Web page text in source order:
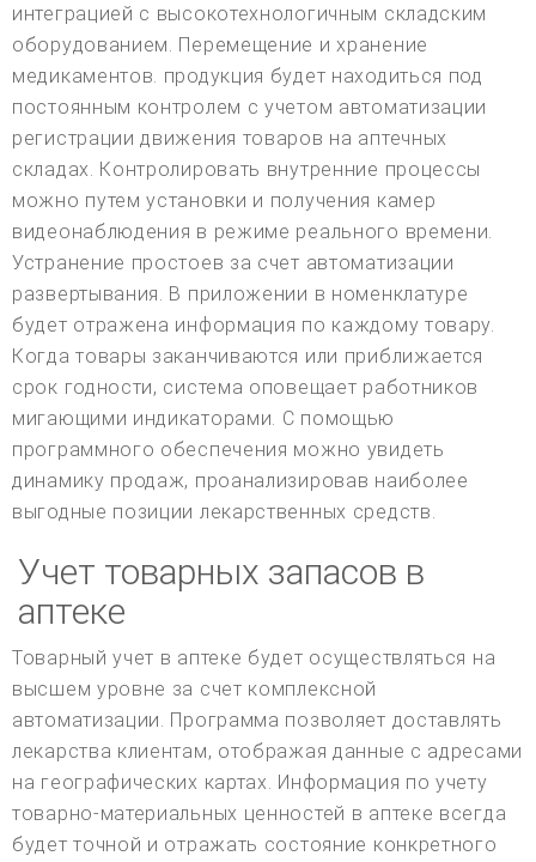
интеграцией с высокотехнологичным складским
оборудованием. Перемещение и хранение
медикаментов. продукция будет находиться под
постоянным контролем с учетом автоматизации
регистрации движения товаров на аптечных
складах. Контролировать внутренние процессы
можно путем установки и получения камер
видеонаблюдения в режиме реального времени.
Устранение простоев за счет автоматизации
развертывания. В приложении в номенклатуре
будет отражена информация по каждому товару.
Когда товары заканчиваются или приближается
срок годности, система оповещает работников
мигающими индикаторами. С помощью
программного обеспечения можно увидеть
динамику продаж, проанализировав наиболее
выгодные позиции лекарственных средств.
Учет товарных запасов в
аптеке
Товарный учет в аптеке будет осуществляться на
высшем уровне за счет комплексной
автоматизации. Программа позволяет доставлять
лекарства клиентам, отображая данные с адресами
на географических картах. Информация по учету
товарно-материальных ценностей в аптеке всегда
будет точной и отражать состояние конкретного